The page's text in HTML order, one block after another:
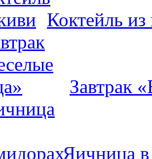
Коктейль из
Завтрак
Яичница